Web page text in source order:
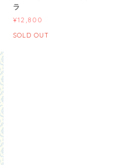
ラ
¥12,800
SOLD OUT